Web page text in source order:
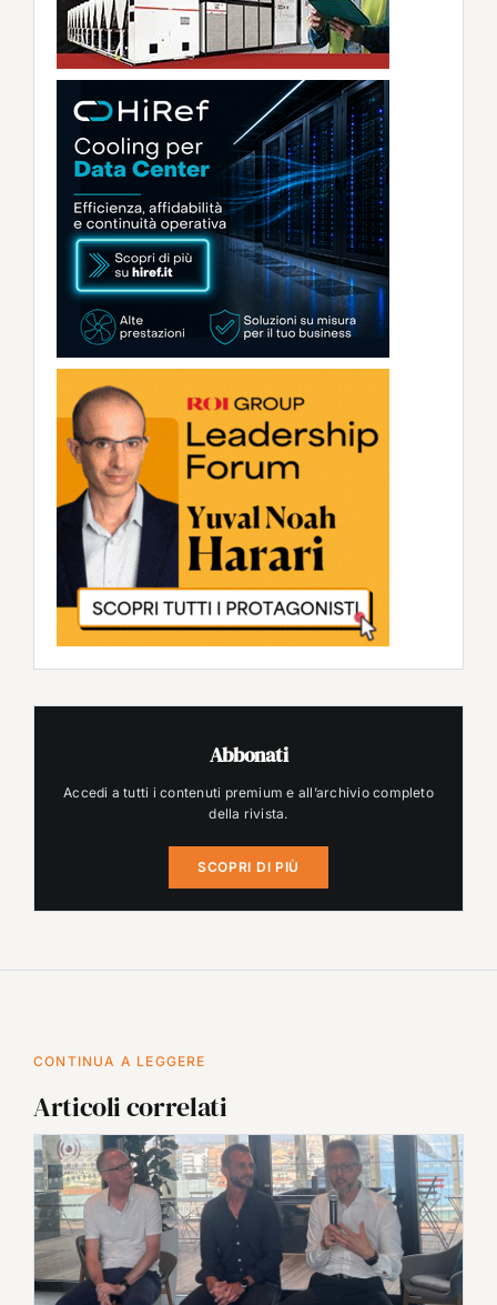
Abbonati
Accedi a tutti i contenuti premium e all’archivio completo
della rivista.
SCOPRI DI PIÙ
CONTINUA A LEGGERE
Articoli correlati